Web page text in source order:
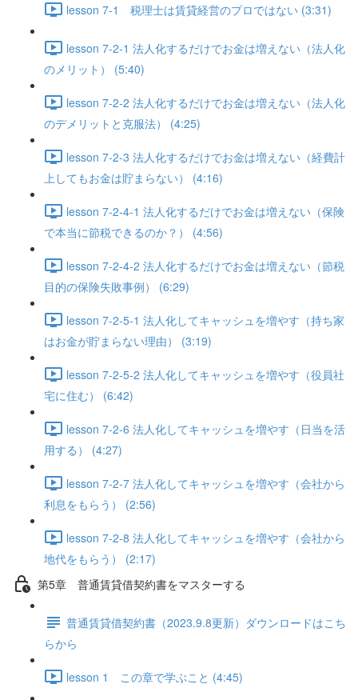
lesson 7-1 税理士は賃貸経営のプロではない (3:31)
lesson 7-2-1 法人化するだけでお金は増えない（法人化
のメリット） (5:40)
lesson 7-2-2 法人化するだけでお金は増えない（法人化
のデメリットと克服法） (4:25)
lesson 7-2-3 法人化するだけでお金は増えない（経費計
上してもお金は貯まらない） (4:16)
lesson 7-2-4-1 法人化するだけでお金は増えない（保険
で本当に節税できるのか？） (4:56)
lesson 7-2-4-2 法人化するだけでお金は増えない（節税
目的の保険失敗事例） (6:29)
lesson 7-2-5-1 法人化してキャッシュを増やす（持ち家
はお金が貯まらない理由） (3:19)
lesson 7-2-5-2 法人化してキャッシュを増やす（役員社
宅に住む） (6:42)
lesson 7-2-6 法人化してキャッシュを増やす（日当を活
用する） (4:27)
lesson 7-2-7 法人化してキャッシュを増やす（会社から
利息をもらう） (2:56)
lesson 7-2-8 法人化してキャッシュを増やす（会社から
地代をもらう） (2:17)
第5章 普通賃貸借契約書をマスターする
普通賃貸借契約書（2023.9.8更新）ダウンロードはこち
らから
lesson 1 この章で学ぶこと (4:45)